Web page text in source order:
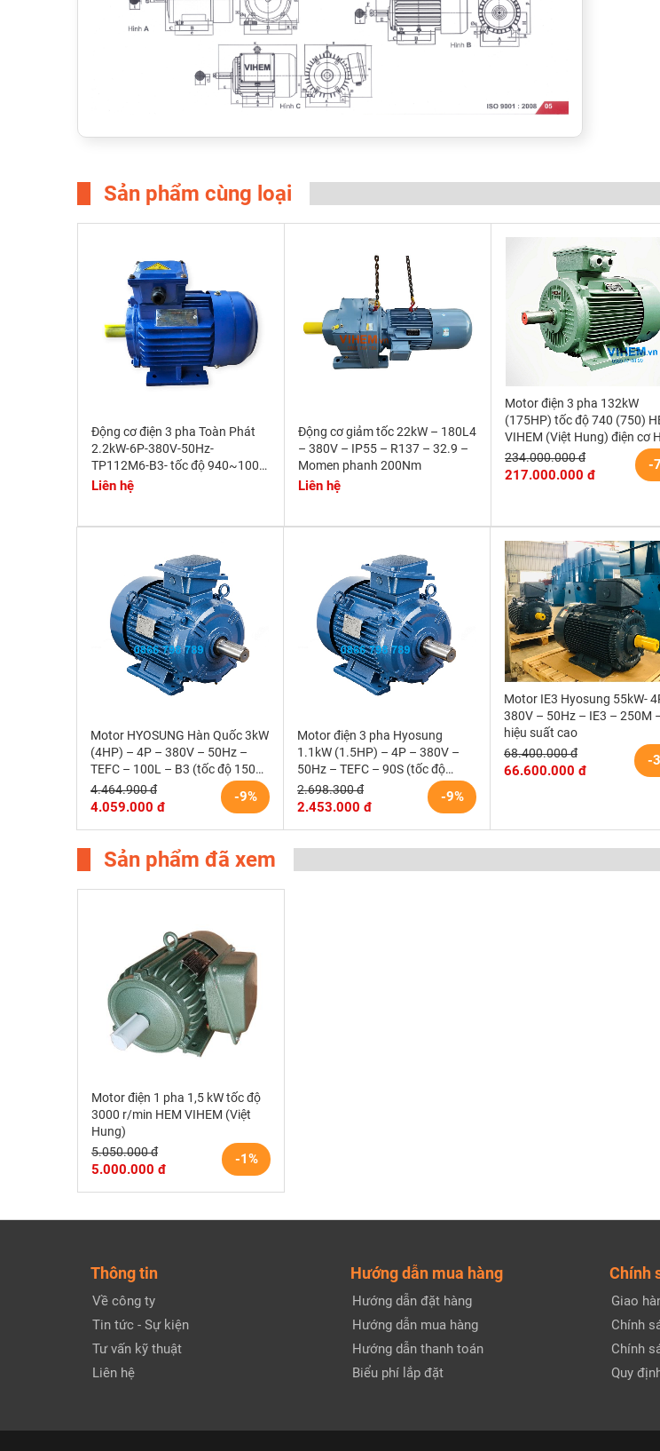
Sản phẩm cùng loại
Động cơ điện 3 pha Toàn Phát
2.2kW-6P-380V-50Hz-
TP112M6-B3- tốc độ 940~1000
r/min
Liên hệ
Động cơ giảm tốc 22kW – 180L4
– 380V – IP55 – R137 – 32.9 –
Momen phanh 200Nm
Liên hệ
Motor điện 3 pha 132kW
(175HP) tốc độ 740 (750)
VIHEM (Việt Hung) điện cơ
Nội
-
234.000.000 đ
217.000.000 đ
Motor HYOSUNG Hàn Quốc 3kW
(4HP) – 4P – 380V – 50Hz –
TEFC – 100L – B3 (tốc độ 1500
r/min)
-9%
4.464.900 đ
4.059.000 đ
Motor điện 3 pha Hyosung
1.1kW (1.5HP) – 4P – 380V –
50Hz – TEFC – 90S (tốc độ
1500rpm)
-9%
2.698.300 đ
2.453.000 đ
Motor IE3 Hyosung 55kW-
380V – 50Hz – IE3 – 250M
hiệu suất cao
-
68.400.000 đ
66.600.000 đ
Sản phẩm đã xem
Motor điện 1 pha 1,5 kW tốc độ
3000 r/min HEM VIHEM (Việt
Hung)
-1%
5.050.000 đ
5.000.000 đ
Thông tin
Về công ty
Tin tức - Sự kiện
Tư vấn kỹ thuật
Liên hệ
Hướng dẫn mua hàng
Hướng dẫn đặt hàng
Hướng dẫn mua hàng
Hướng dẫn thanh toán
Biểu phí lắp đặt
Chính
Giao
Chính
Chính
Quy